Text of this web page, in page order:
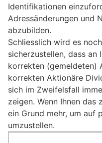
Identifikationen
Adressänderungen und
abzubilden.
Schliesslich wird es
sicherzustellen, dass an
korrekten (gemeldeten)
korrekten Aktionäre
sich im Zweifelsfall
zeigen. Wenn Ihnen
ein Grund mehr, um auf
umzustellen.